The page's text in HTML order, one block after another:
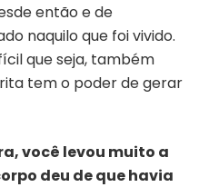
então e de
naquilo que foi vivido.
que seja, também
tem o poder de gerar
você levou muito a
deu de que havia